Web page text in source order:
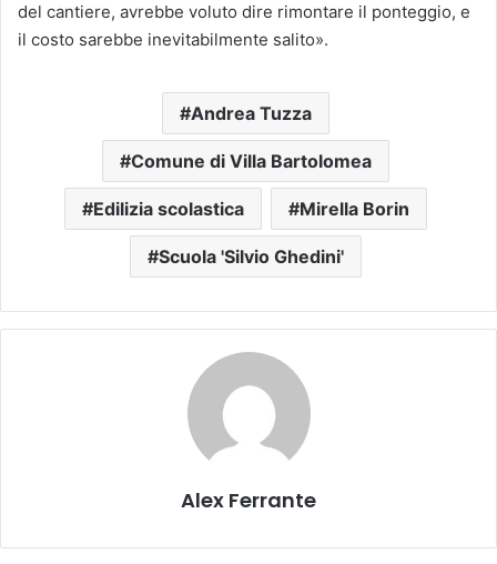
del cantiere, avrebbe voluto dire rimontare il ponteggio, e
il costo sarebbe inevitabilmente salito».
Andrea Tuzza
Comune di Villa Bartolomea
Edilizia scolastica Mirella Borin
Scuola 'Silvio Ghedini'
Alex Ferrante